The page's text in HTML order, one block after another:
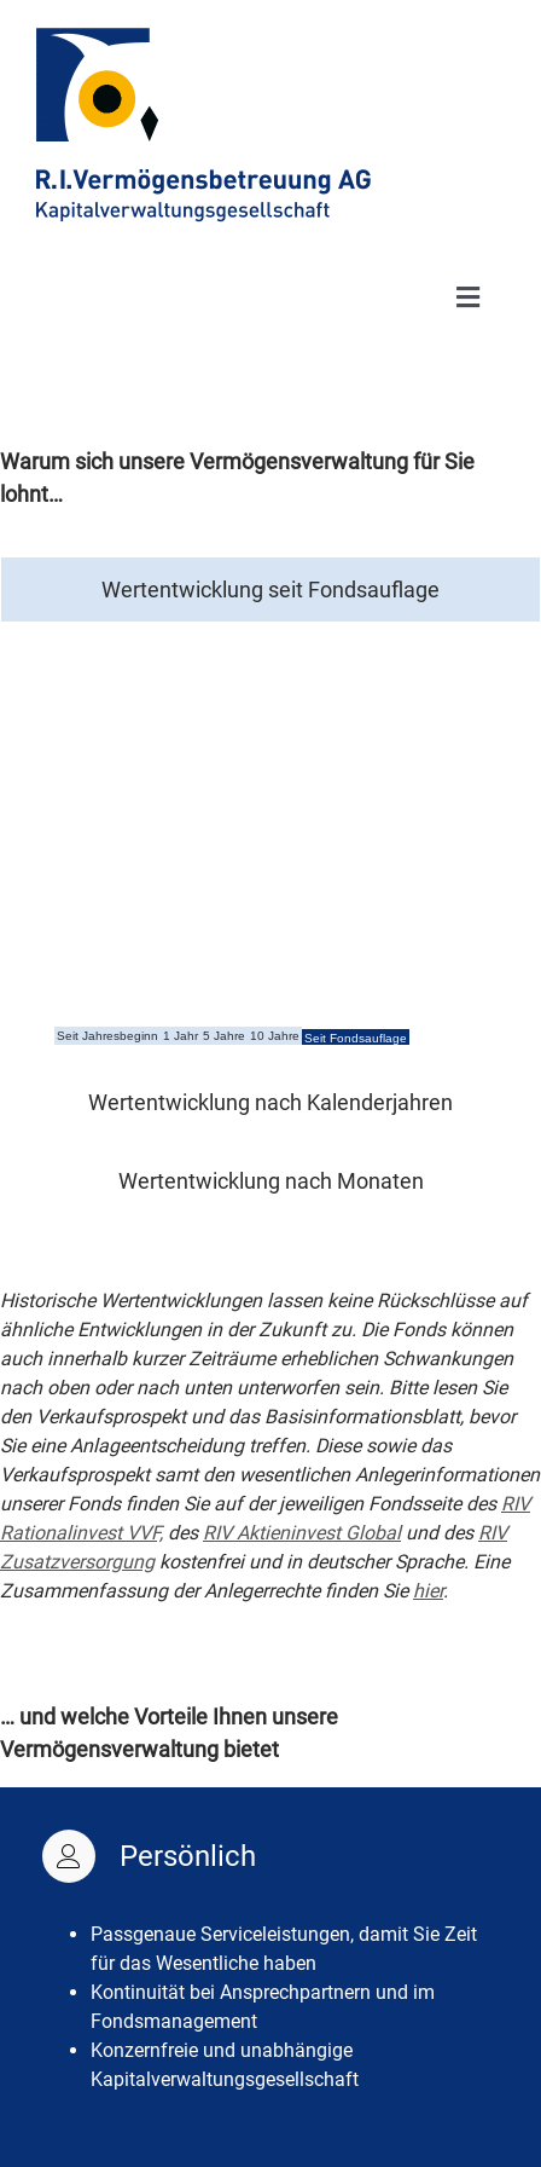
Toggle
Kunden
Über uns
Warum sich unsere Vermögensverwaltung für Sie
lohnt…
Wertentwicklung seit Fondsauflage
Seit Jahresbeginn 1 Jahr 5 Jahre 10 Jahre Seit Fondsauflage
Wertentwicklung nach Kalenderjahren
Wertentwicklung nach Monaten
Historische Wertentwicklungen lassen keine Rückschlüsse auf
ähnliche Entwicklungen in der Zukunft zu. Die Fonds können
auch innerhalb kurzer Zeiträume erheblichen Schwankungen
nach oben oder nach unten unterworfen sein. Bitte lesen Sie
den Verkaufsprospekt und das Basisinformationsblatt, bevor
Sie eine Anlageentscheidung treffen. Diese sowie das
Verkaufsprospekt samt den wesentlichen Anlegerinformationen
unserer Fonds finden Sie auf der jeweiligen Fondsseite des RIV
Rationalinvest VVF,des RIV Aktieninvest Globalund des RIV
Zusatzversorgungkostenfrei und in deutscher Sprache. Eine
Zusammenfassung der Anlegerrechte finden Siehier.
… und welche Vorteile Ihnen unsere
Vermögensverwaltung bietet
Persönlich
Passgenaue Serviceleistungen, damit Sie Zeit
für das Wesentliche haben
Kontinuität bei Ansprechpartnern und im
Fondsmanagement
Konzernfreie und unabhängige
Kapitalverwaltungsgesellschaft